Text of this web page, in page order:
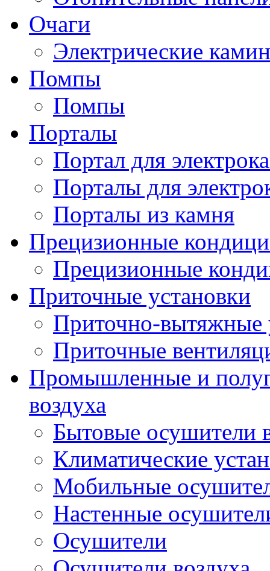
Очаги
Электрические
Помпы
Помпы
Порталы
Портал для
Порталы для
Порталы из камня
Прецизионные
Прецизионные
Приточные установки
Приточно-вытяжные
Приточные
Промышленные и
воздуха
Бытовые осушители
Климатические
Мобильные
Настенные
Осушители